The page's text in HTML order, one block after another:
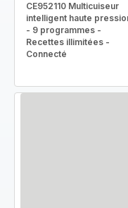
CE952110 Multicuiseur
intelligent haute
- 9 programmes -
Recettes illimitées -
Connecté